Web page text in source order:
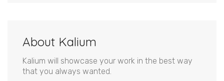
About Kalium
Kalium will showcase your work in the best way
that you always wanted.